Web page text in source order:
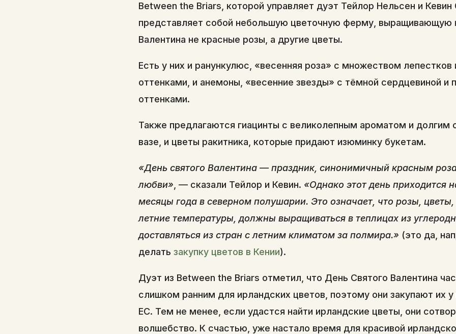
Between the Briars, которой управляет дуэт Тейлор Нельсен и Кевин
представляет собой небольшую цветочную ферму, выращивающую
Валентина не красные розы, а другие цветы.
Есть у них и ранункулюс, «весенняя роза» с множеством
оттенками, и анемоны, «весенние звезды» с тёмной сердцевиной и
оттенками.
Также предлагаются гиацинты с великолепным ароматом и долгим
вазе, и цветы ракитника, которые придают изюминку букетам.
«День святого Валентина — праздник, синонимичный красным
любви» , — сказали Тейлор и Кевин. «Однако этот день приходится
месяцы года в северном полушарии. Это означает, что розы,
летние температуры, должны выращиваться в теплицах из
доставляться из стран с летним климатом за полмира.» (это да,
делать закупку цветов в Кении).
Дуэт из Between the Briars отметил, что День Святого Валентина
слишком ранним для ирландских цветов, поэтому они закупают их у
ЕС. Тем не менее, если удастся найти ирландские цветы, они
волшебство. К счастью, уже настало время для красивой